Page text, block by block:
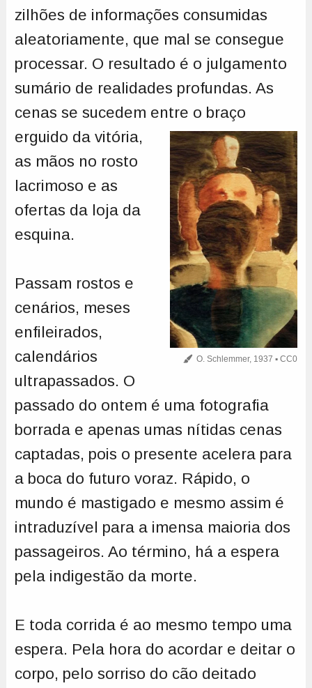
zilhões de informações consumidas
aleatoriamente, que mal se consegue
processar. O resultado é o julgamento
sumário de realidades profundas. As
cenas se sucedem entre o braço
erguido
O. Schlemmer, 1937 ▪ CC0
da vitória,
as mãos no rosto
lacrimoso e as
ofertas da loja da
esquina.
Passam rostos e
cenários, meses
enfileirados,
calendários
ultrapassados. O
passado do ontem é uma fotografia
borrada e apenas umas nítidas cenas
captadas, pois o presente acelera para
a boca do futuro voraz. Rápido, o
mundo é mastigado e mesmo assim é
intraduzível para a imensa maioria dos
passageiros. Ao término, há a espera
pela indigestão da morte.
E toda corrida é ao mesmo tempo uma
espera. Pela hora do acordar e deitar o
corpo, pelo sorriso do cão deitado